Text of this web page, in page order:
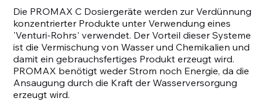
Die PROMAX C Dosiergeräte werden zur Verdünnung
konzentrierter Produkte unter Verwendung eines
'Venturi-Rohrs' verwendet. Der Vorteil dieser Systeme
ist die Vermischung von Wasser und Chemikalien und
damit ein gebrauchsfertiges Produkt erzeugt wird.
PROMAX benötigt weder Strom noch Energie, da die
Ansaugung durch die Kraft der Wasserversorgung
erzeugt wird.